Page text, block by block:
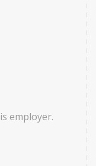
employer.